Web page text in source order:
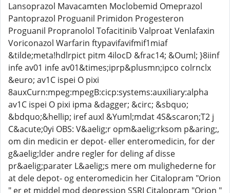
Lansoprazol Mavacamten Moclobemid Omeprazol
Pantoprazol Proguanil Primidon Progesteron
Proguanil Propranolol Tofacitinib Valproat Venlafaxin
Voriconazol Warfarin ftypavifavifmif1miaf
&tilde;meta!hdlrpict pitm 4ilocD &frac14; &Ouml; }8iinf
infe av01 infe av01&times;iprp&plusmn;ipco colrnclx
&euro; av1C ispei O pixi
8auxCurn:mpeg:mpegB:cicp:systems:auxiliary:alpha
av1C ispei O pixi ipma &dagger; &circ; &sbquo;
&bdquo;&hellip; iref auxl &Yuml;mdat 4S&scaron;T2 j
C&acute;0yi OBS: V&aelig;r opm&aelig;rksom p&aring;,
om din medicin er depot- eller enteromedicin, for der
g&aelig;lder andre regler for deling af disse
pr&aelig;parater L&aelig;s mere om mulighederne for
at dele depot- og enteromedicin her Citalopram "Orion
" er et middel mod depression SSRI Citalopram "Orion "